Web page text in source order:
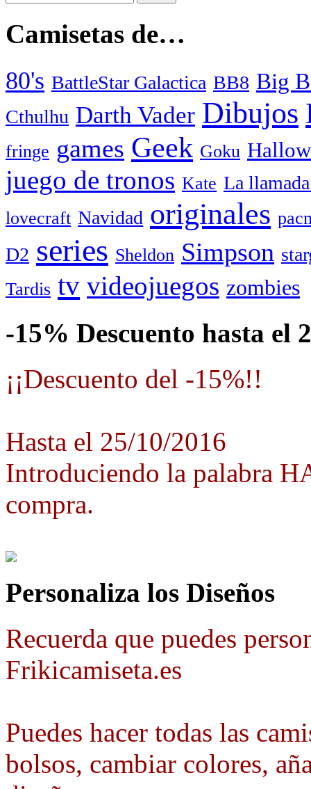
Camisetas de…
80's BattleStar Galactica BB8 Big
Cthulhu Darth Vader Dibujos
fringe games Geek Goku
juego de tronos Kate La
lovecraft Navidad originales
D2 series Sheldon Simpson
Tardis tv videojuegos zombies
-15% Descuento hasta el
¡¡Descuento del -15%!!
Hasta el 25/10/2016
Introduciendo la palabra
compra.
Personaliza los Diseños
Recuerda que puedes
Frikicamiseta.es
Puedes hacer todas las
bolsos, cambiar colores,